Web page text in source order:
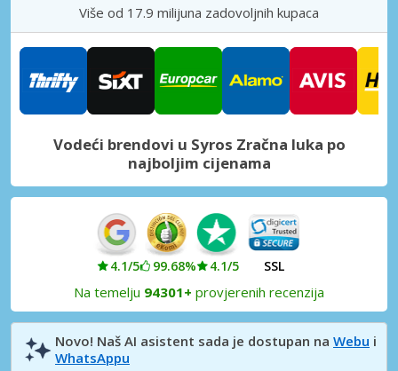
Više od 17.9 milijuna zadovoljnih kupaca
Vodeći brendovi u Syros Zračna luka po
najboljim cijenama
4.1/5 99.68% 4.1/5 SSL
Na temelju 94301+ provjerenih recenzija
Novo! Naš AI asistent sada je dostupan na Webu i
WhatsAppu